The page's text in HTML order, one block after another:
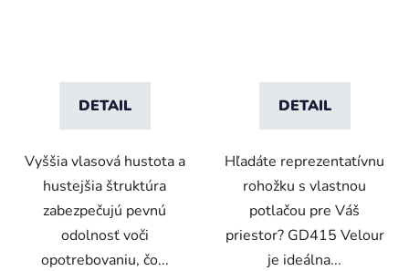
DETAIL
Vyššia vlasová hustota a
hustejšia štruktúra
zabezpečujú pevnú
odolnosť voči
opotrebovaniu, čo...
DETAIL
Hľadáte reprezentatívnu
rohožku s vlastnou
potlačou pre Váš
priestor? GD415 Velour
je ideálna...